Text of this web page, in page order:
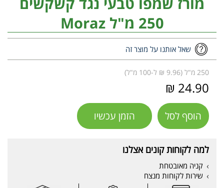
250 מ"ל Moraz
שאל אותנו על מוצר זה
250 מ"ל (9.96 ₪ ל-100 מ"ל)
24.90 ₪
הוסף לסל הזמן עכשיו
למה לקוחות קונים אצלנו
קניה מאובטחת
שירות לקוחות מנצח